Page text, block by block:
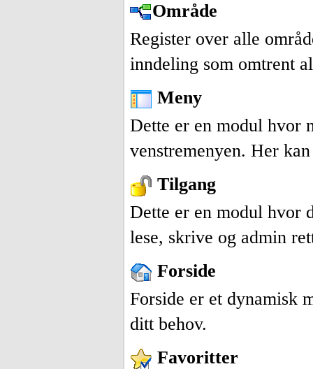
Område
Register over alle
inndeling som omtrent
Meny
Dette er en modul hvor
venstremenyen. Her
Tilgang
Dette er en modul hvor
lese, skrive og admin
Forside
Forside er et dynamisk
ditt behov.
Favoritter